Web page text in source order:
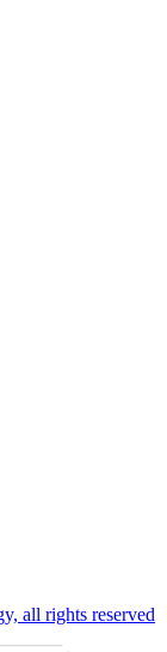
all rights reserved